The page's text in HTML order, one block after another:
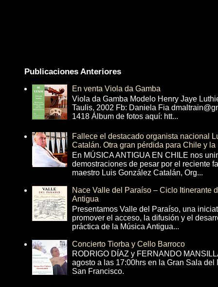
Publicaciones Anteriores
En venta Viola da Gamba
Viola da Gamba Modelo Henry Jaye
Taulis, 2002 Fb: Daniela Fia
1418 Álbum de fotos aquí: htt...
Fallece el destacado organista nacional
Catalán. Otra gran pérdida para Chile y la
En MÚSICA ANTIGUA EN CHILE nos
demostraciones de pesar por el reciente
maestro Luis González Catalán, Org...
Nace Valle del Paraíso – Ciclo Itinerante
Antigua
Presentamos Valle del Paraíso, una
promover el acceso, la difusión y el
práctica de la Música Antigua...
Concierto Tiorba y Cello Barroco
RODRIGO DÍAZ y FERNANDO
agosto a las 17:00hrs en la Gran Sala
San Francisco.